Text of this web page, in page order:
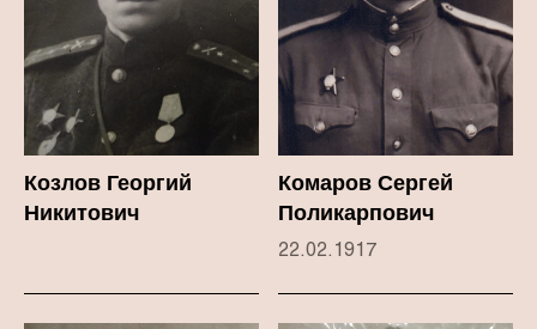
Козлов Георгий
Никитович
Комаров Сергей
Поликарпович
22.02.1917